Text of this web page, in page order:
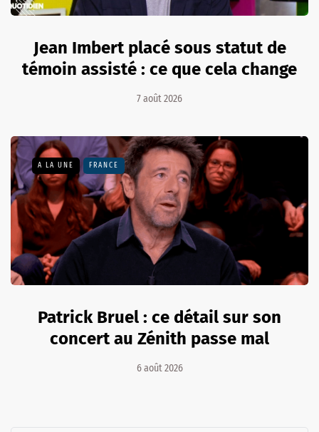
Jean Imbert placé sous statut de
témoin assisté : ce que cela change
7 août 2026
A LA UNE FRANCE
Patrick Bruel : ce détail sur son
concert au Zénith passe mal
6 août 2026